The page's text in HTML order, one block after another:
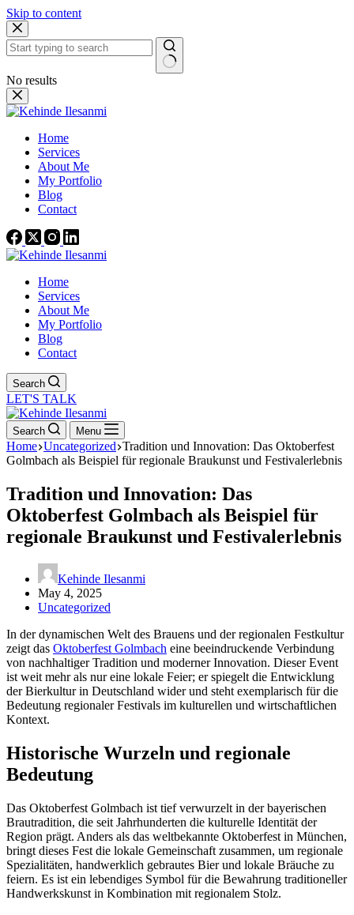
Skip to content
No results
Home
Services
About Me
My Portfolio
Blog
Contact
Home
Services
About Me
My Portfolio
Blog
Contact
Search
LET'S TALK
Search Menu
Home Uncategorized Tradition und Innovation: Das Oktoberfest
Golmbach als Beispiel für regionale Braukunst und Festivalerlebnis
Tradition und Innovation: Das
Oktoberfest Golmbach als Beispiel für
regionale Braukunst und Festivalerlebnis
Kehinde Ilesanmi
May 4, 2025
Uncategorized
In der dynamischen Welt des Brauens und der regionalen Festkultur
zeigt das Oktoberfest Golmbach eine beeindruckende Verbindung
von nachhaltiger Tradition und moderner Innovation. Dieser Event
ist weit mehr als nur eine lokale Feier; er spiegelt die Entwicklung
der Bierkultur in Deutschland wider und steht exemplarisch für die
Bedeutung regionaler Festivals im kulturellen und wirtschaftlichen
Kontext.
Historische Wurzeln und regionale
Bedeutung
Das Oktoberfest Golmbach ist tief verwurzelt in der bayerischen
Brautradition, die seit Jahrhunderten die kulturelle Identität der
Region prägt. Anders als das weltbekannte Oktoberfest in München,
bringt dieses Fest die lokale Gemeinschaft zusammen, um regionale
Spezialitäten, handwerklich gebrautes Bier und lokale Bräuche zu
feiern. Es ist ein lebendiges Symbol für die Bewahrung traditioneller
Handwerkskunst in Kombination mit regionalem Stolz.